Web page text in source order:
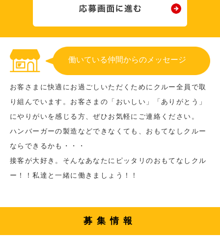
働いている仲間からのメッセージ
お客さまに快適にお過ごしいただくためにクルー全員で取
り組んでいます。お客さまの「おいしい」「ありがとう」
にやりがいを感じる方、ぜひお気軽にご連絡ください。
ハンバーガーの製造などできなくても、おもてなしクルー
ならできるかも・・・
接客が大好き。そんなあなたにピッタリのおもてなしクル
ー！！私達と一緒に働きましょう！！
募集情報